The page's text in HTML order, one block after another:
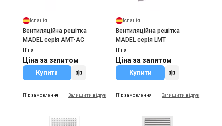
Іспанія
Вентиляційна решітка
MADEL серія AMT-AC
Ціна
Ціна за запитом
Купити
Іспанія
Вентиляційна решітка
MADEL серія LMT
Ціна
Ціна за запитом
Купити
Під замовлення Залишити відгук Під замовлення Залишити відгук